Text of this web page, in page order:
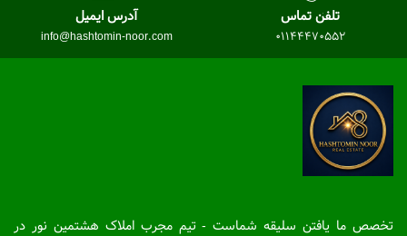
تلفن تماس
01144470552
آدرس ایمیل
info@hashtomin-noor.com
تخصص ما یافتن سلیقه شماست - تیم مجرب املاک هشتمین نور در